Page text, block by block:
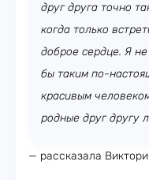
друг друга точно
когда только
доброе сердце. Я
бы таким по-
красивым
родные друг другу
— рассказала